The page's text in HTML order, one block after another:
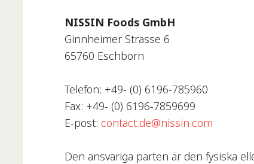
NISSIN Foods GmbH
Ginnheimer Strasse 6
65760 Eschborn
Telefon: +49- (0) 6196-785960
Fax: +49- (0) 6196-7859699
E-post: contact.de@nissin.com
Den ansvariga parten är den fysiska